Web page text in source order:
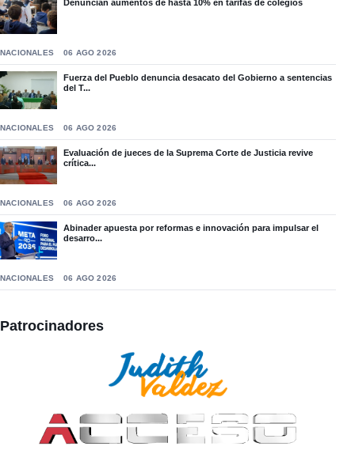
Denuncian aumentos de hasta 10% en tarifas de colegios
NACIONALES 06 AGO 2026
Fuerza del Pueblo denuncia desacato del Gobierno a sentencias
del T...
NACIONALES 06 AGO 2026
Evaluación de jueces de la Suprema Corte de Justicia revive
crítica...
NACIONALES 06 AGO 2026
Abinader apuesta por reformas e innovación para impulsar el
desarro...
NACIONALES 06 AGO 2026
Patrocinadores